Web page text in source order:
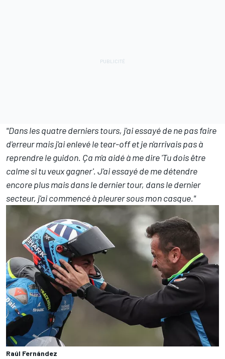
"Dans les quatre derniers tours, j'ai essayé de ne pas faire
d'erreur mais j'ai enlevé le tear-off et je n'arrivais pas à
reprendre le guidon. Ça m'a aidé à me dire 'Tu dois être
calme si tu veux gagner'. J'ai essayé de me détendre
encore plus mais dans le dernier tour, dans le dernier
secteur, j'ai commencé à pleurer sous mon casque."
Raúl Fernández